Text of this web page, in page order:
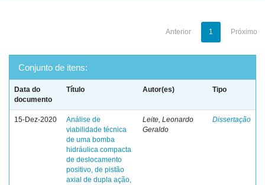
Anterior 1 Próximo
Conjunto de itens:
Data do
documento
Título Autor(es) Tipo
15-Dez-2020
Análise de
viabilidade técnica
de uma bomba
hidráulica compacta
de deslocamento
positivo, de pistão
axial de dupla ação,
Leite, Leonardo
Geraldo
Dissertação